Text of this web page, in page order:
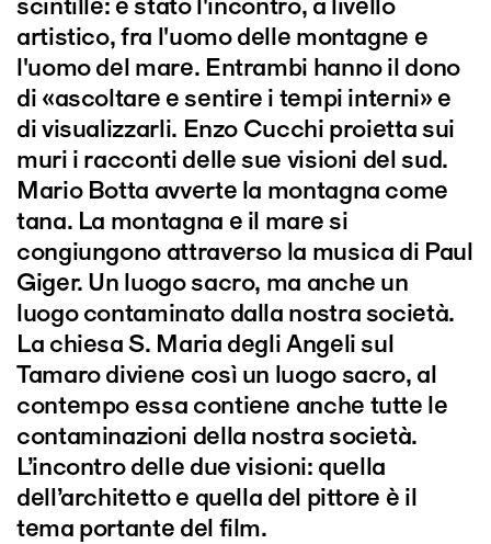
scintille: è stato l'incontro, a livello
artistico, fra l'uomo delle montagne e
l'uomo del mare. Entrambi hanno il dono
di «ascoltare e sentire i tempi interni» e
di visualizzarli. Enzo Cucchi proietta sui
muri i racconti delle sue visioni del sud.
Mario Botta avverte la montagna come
tana. La montagna e il mare si
congiungono attraverso la musica di Paul
Giger. Un luogo sacro, ma anche un
luogo contaminato dalla nostra società.
La chiesa S. Maria degli Angeli sul
Tamaro diviene così un luogo sacro, al
contempo essa contiene anche tutte le
contaminazioni della nostra società.
L’incontro delle due visioni: quella
dell’architetto e quella del pittore è il
tema portante del film.